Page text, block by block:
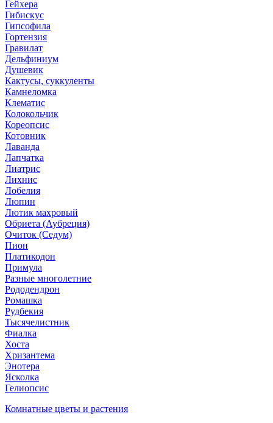
Гейхера
Гибискус
Гипсофила
Гортензия
Гравилат
Дельфиниум
Душевик
Кактусы, суккуленты
Камнеломка
Клематис
Колокольчик
Кореопсис
Котовник
Лаванда
Лапчатка
Лиатрис
Лихнис
Лобелия
Люпин
Лютик махровый
Обриета (Аубреция)
Очиток (Седум)
Пион
Платикодон
Примула
Разные многолетние
Рододендрон
Ромашка
Рудбекия
Тысячелистник
Фиалка
Хоста
Хризантема
Энотера
Ясколка
Гелиопсис
Комнатные цветы и растения